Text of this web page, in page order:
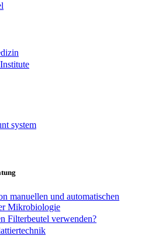
system
manuellen und automatischen
Mikrobiologie
Filterbeutel verwenden?